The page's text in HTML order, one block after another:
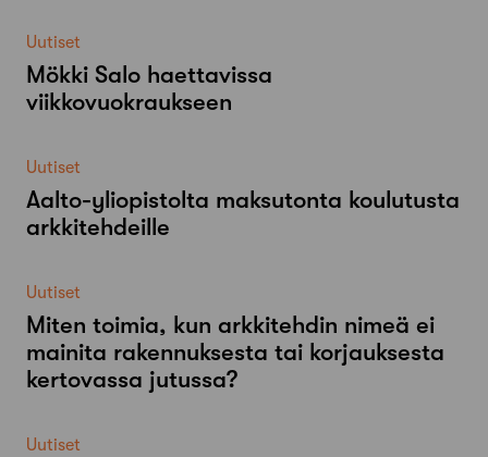
Uutiset
Mökki Salo haettavissa
viikkovuokraukseen
Uutiset
Aalto-​yliopistolta maksutonta koulutusta
arkkitehdeille
Uutiset
Miten toimia, kun arkkitehdin nimeä ei
mainita rakennuksesta tai korjauksesta
kertovassa jutussa?
Uutiset